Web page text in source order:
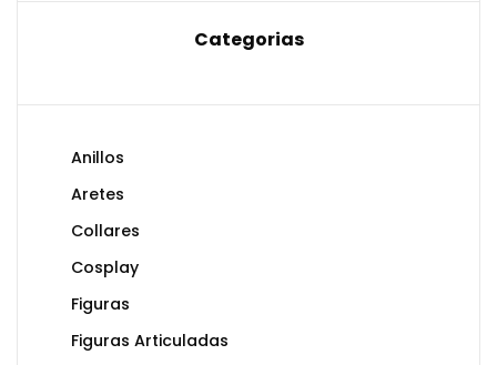
Categorias
Anillos
Aretes
Collares
Cosplay
Figuras
Figuras Articuladas